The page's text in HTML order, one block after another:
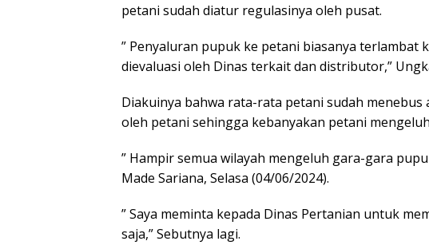
petani sudah diatur regulasinya oleh pusat.
” Penyaluran pupuk ke petani biasanya terlambat
dievaluasi oleh Dinas terkait dan distributor,”
Diakuinya bahwa rata-rata petani sudah
oleh petani sehingga kebanyakan petani
” Hampir semua wilayah mengeluh gara-gara
Made Sariana, Selasa (04/06/2024).
” Saya meminta kepada Dinas Pertanian untuk
saja,” Sebutnya lagi.